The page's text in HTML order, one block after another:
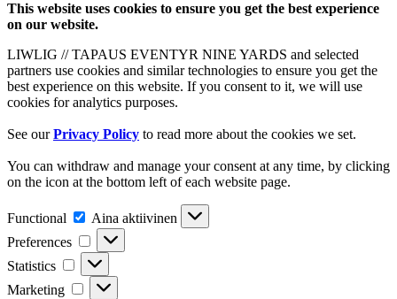
This website uses cookies to ensure you get the best experience
on our website.
LIWLIG // TAPAUS EVENTYR NINE YARDS and selected
partners use cookies and similar technologies to ensure you get the
best experience on this website. If you consent to it, we will use
cookies for analytics purposes.
See ourPrivacy Policy to read more about the cookies we set.
You can withdraw and manage your consent at any time, by clicking
on the icon at the bottom left of each website page.
Functional Functional
Aina aktiivinen
Preferences
Preferences
Statistics Statistics
Marketing Marketing